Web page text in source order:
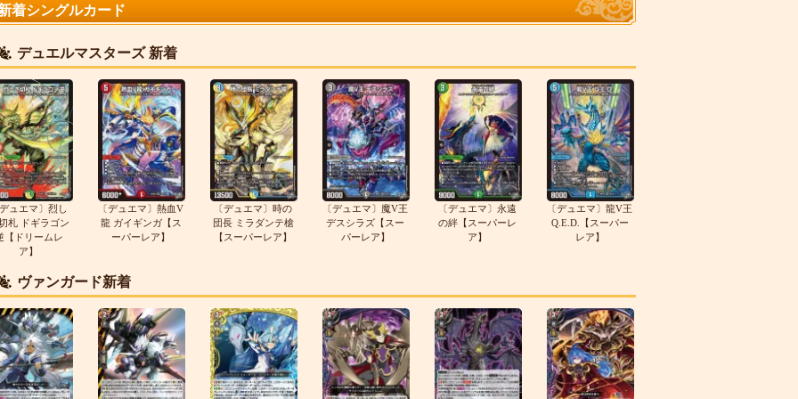
着シングルカード
デュエルマスターズ 新着
ュエマ〕烈し
札 ドギラゴン
【ドリームレ
ア】
〔デュエマ〕熱血V
龍 ガイギンガ【ス
ーパーレア】
〔デュエマ〕時の
団長 ミラダンテ槍
【スーパーレア】
〔デュエマ〕魔V王
デスシラズ【スー
パーレア】
〔デュエマ〕永遠
の絆【スーパーレ
ア】
〔デュエマ〕龍V王
Q.E.D.【スーパー
レア】
ヴァンガード新着